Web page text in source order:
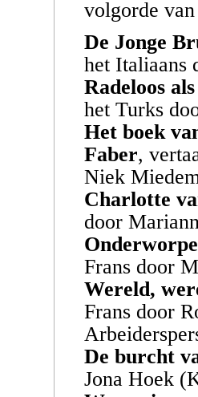
volgorde
De Jonge
het Italiaans
Radeloos
het Turks
Het boek
Faber,
Niek
Charlotte
door
Frans door
Wereld,
Frans door
De burcht
Jona Hoek